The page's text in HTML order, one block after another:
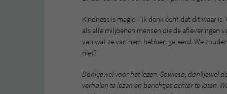
Kindness is magic – ik denk écht dat dit waar
als alle miljoenen mensen die de afleveringen
van wat ze van hem hebben geleerd. We
niet?
Dankjewel voor het lezen. Sowieso, dankjewel
verhalen te lezen en berichtjes achter te laten.